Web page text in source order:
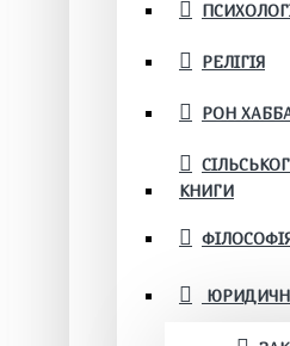
РЕЛІГІЯ
РОН
КНИГИ